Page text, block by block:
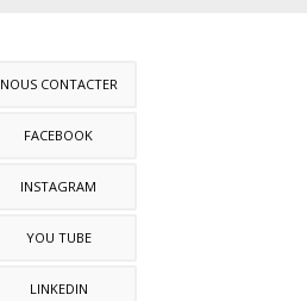
NOUS CONTACTER
FACEBOOK
INSTAGRAM
YOU TUBE
LINKEDIN